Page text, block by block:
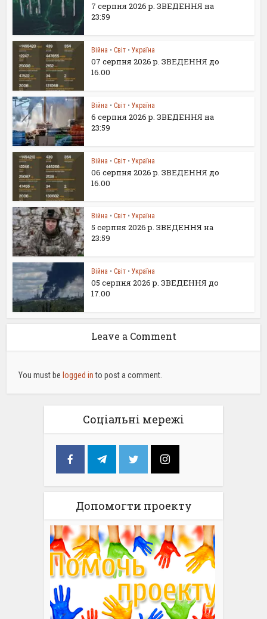
7 серпня 2026 р. ЗВЕДЕННЯ на
23:59
Війна • Світ • Україна
07 серпня 2026 р. ЗВЕДЕННЯ до
16.00
Війна • Світ • Україна
6 серпня 2026 р. ЗВЕДЕННЯ на
23:59
Війна • Світ • Україна
06 серпня 2026 р. ЗВЕДЕННЯ до
16.00
Війна • Світ • Україна
5 серпня 2026 р. ЗВЕДЕННЯ на
23:59
Війна • Світ • Україна
05 серпня 2026 р. ЗВЕДЕННЯ до
17.00
Leave a Comment
You must be logged into post a comment.
Соціальні мережі
Допомогти проекту